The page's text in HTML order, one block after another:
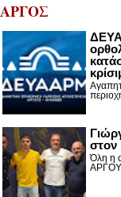
ΑΡΓΟΣ
στον
Όλη η